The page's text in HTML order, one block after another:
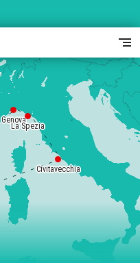
Genova
La Spezia
Civitavecchia
segment